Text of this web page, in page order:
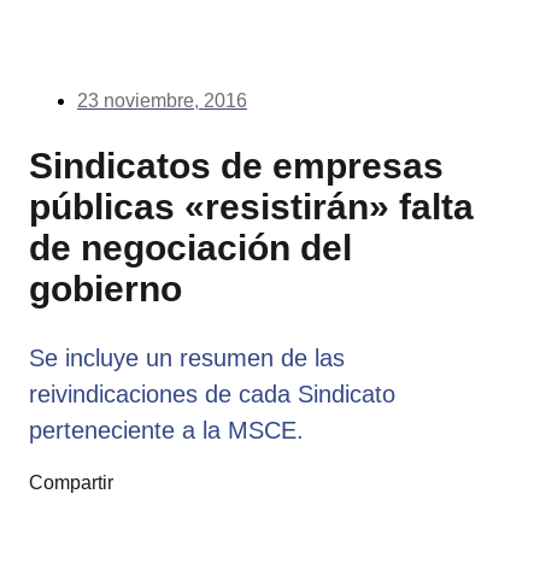
23 noviembre, 2016
Sindicatos de empresas
públicas «resistirán» falta
de negociación del
gobierno
Se incluye un resumen de las
reivindicaciones de cada Sindicato
perteneciente a la MSCE.
Compartir